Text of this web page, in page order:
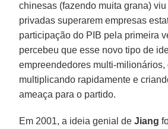
chinesas (fazendo muita grana)
privadas superarem empresas
participação do PIB pela primeira
percebeu que esse novo tipo de
empreendedores multi-milionários,
multiplicando rapidamente e
ameaça para o partido.
Em 2001, a ideia genial deJiang